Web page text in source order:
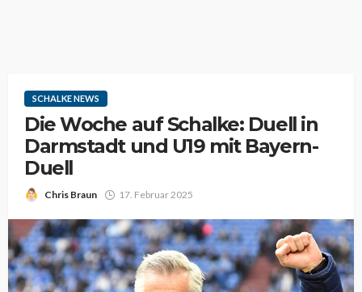
SCHALKE NEWS
Die Woche auf Schalke: Duell in
Darmstadt und U19 mit Bayern-
Duell
Chris Braun 17. Februar 2025